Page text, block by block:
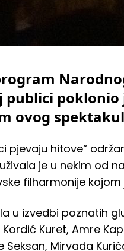
publici
ovog
pjevaju hitove“
je u nekim od
filharmonije
u izvedbi poznatih
Kuret, Amre
Seksan, Mirvada